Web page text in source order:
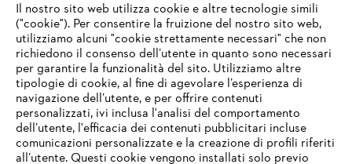
L’azienda
Il nostro sito web utilizza cookie e altre tecnologie simili
("cookie"). Per consentire la fruizione del nostro sito web,
utilizziamo alcuni "cookie strettamente necessari" che non
richiedono il consenso dell’utente in quanto sono necessari
per garantire la funzionalità del sito. Utilizziamo altre
tipologie di cookie, al fine di agevolare l’esperienza di
navigazione dell’utente, e per offrire contenuti
personalizzati, ivi inclusa l'analisi del comportamento
dell’utente, l'efficacia dei contenuti pubblicitari incluse
comunicazioni personalizzate e la creazione di profili riferiti
all’utente. Questi cookie vengono installati solo previo